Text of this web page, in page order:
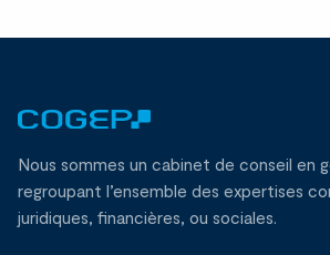
Nous sommes un cabinet de conseil en
regroupant l’ensemble des expertises
juridiques, financières, ou sociales.